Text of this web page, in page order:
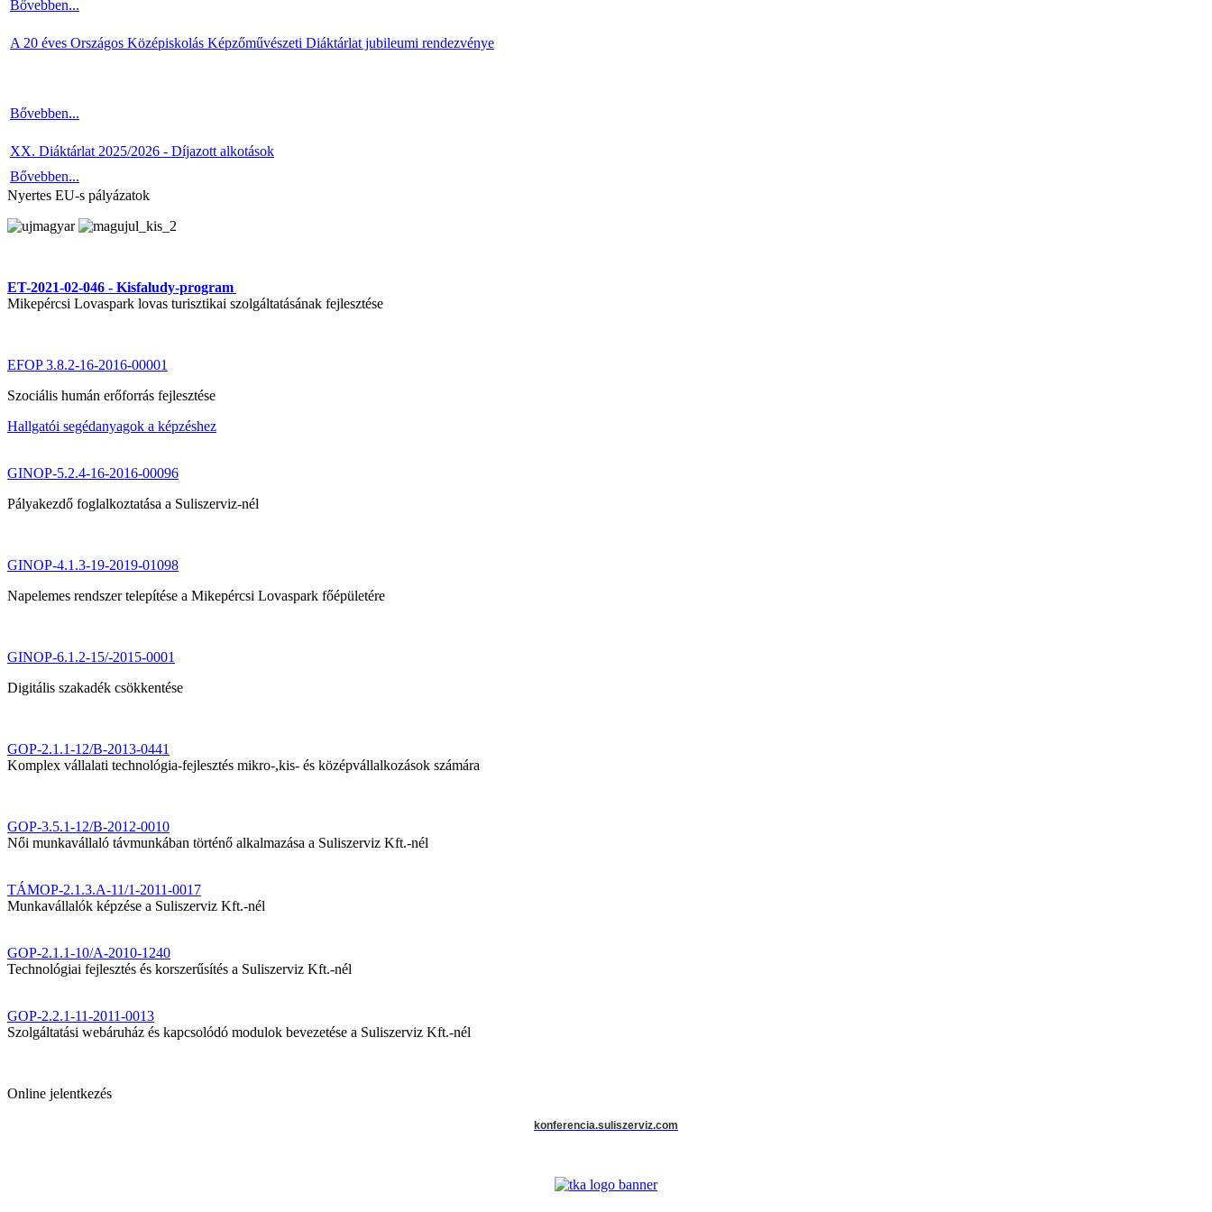
Bővebben...
A 20 éves Országos Középiskolás Képzőművészeti Diáktárlat jubileumi rendezvénye
Bővebben...
XX. Diáktárlat 2025/2026 - Díjazott alkotások
Bővebben...
Nyertes EU-s pályázatok
ET-2021-02-046 - Kisfaludy-program
Mikepércsi Lovaspark lovas turisztikai szolgáltatásának fejlesztése
EFOP 3.8.2-16-2016-00001
Szociális humán erőforrás fejlesztése
Hallgatói segédanyagok a képzéshez
GINOP-5.2.4-16-2016-00096
Pályakezdő foglalkoztatása a Suliszerviz-nél
GINOP-4.1.3-19-2019-01098
Napelemes rendszer telepítése a Mikepércsi Lovaspark főépületére
GINOP-6.1.2-15/-2015-0001
Digitális szakadék csökkentése
GOP-2.1.1-12/B-2013-0441
Komplex vállalati technológia-fejlesztés mikro-,kis- és középvállalkozások számára
GOP-3.5.1-12/B-2012-0010
Női munkavállaló távmunkában történő alkalmazása a Suliszerviz Kft.-nél
TÁMOP-2.1.3.A-11/1-2011-0017
Munkavállalók képzése a Suliszerviz Kft.-nél
GOP-2.1.1-10/A-2010-1240
Technológiai fejlesztés és korszerűsítés a Suliszerviz Kft.-nél
GOP-2.2.1-11-2011-0013
Szolgáltatási webáruház és kapcsolódó modulok bevezetése a Suliszerviz Kft.-nél
Online jelentkezés
konferencia.suliszerviz.com